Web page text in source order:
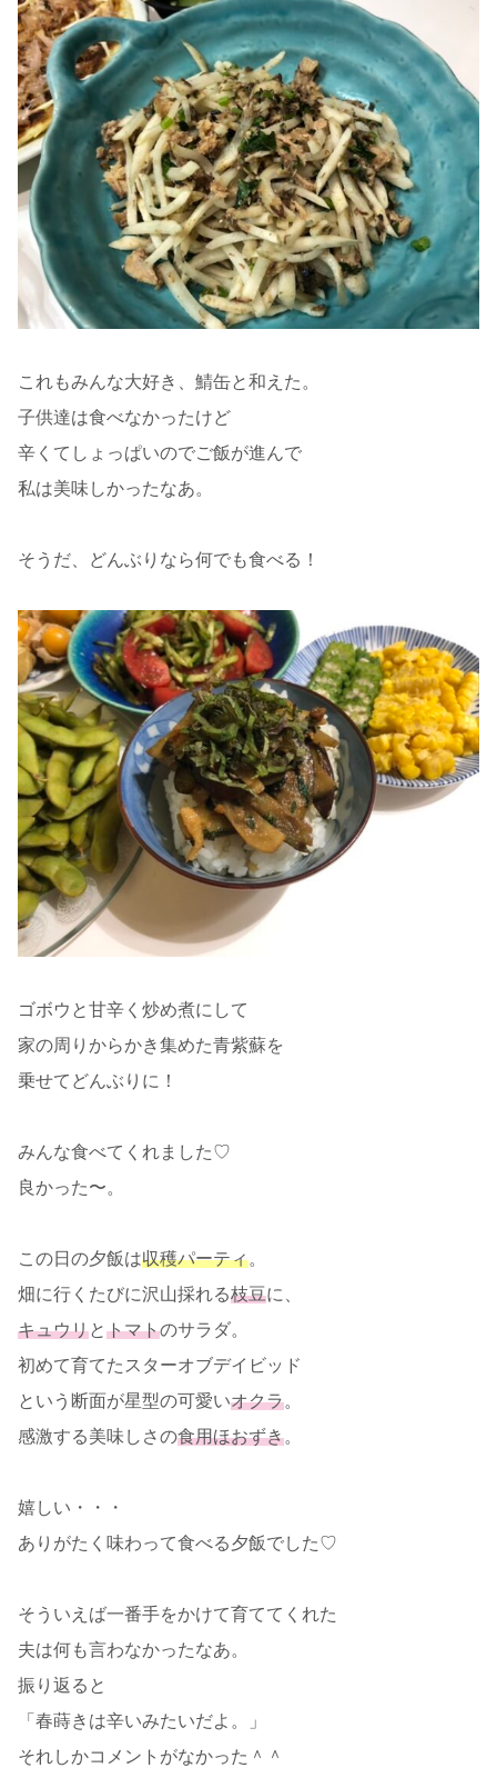
これもみんな大好き、鯖缶と和えた。
子供達は食べなかったけど
辛くてしょっぱいのでご飯が進んで
私は美味しかったなあ。
そうだ、どんぶりなら何でも食べる！
ゴボウと甘辛く炒め煮にして
家の周りからかき集めた青紫蘇を
乗せてどんぶりに！
みんな食べてくれました♡
良かった〜。
この日の夕飯は収穫パーティ。
畑に行くたびに沢山採れる枝豆に、
キュウリとトマトのサラダ。
初めて育てたスターオブデイビッド
という断面が星型の可愛いオクラ。
感激する美味しさの食用ほおずき。
嬉しい・・・
ありがたく味わって食べる夕飯でした♡
そういえば一番手をかけて育ててくれた
夫は何も言わなかったなあ。
振り返ると
「春蒔きは辛いみたいだよ。」
それしかコメントがなかった＾＾